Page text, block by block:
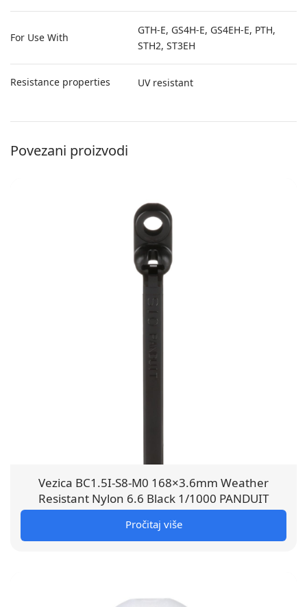
For Use With
GTH-E, GS4H-E, GS4EH-E, PTH,
STH2, ST3EH
Resistance properties UV resistant
Povezani proizvodi
Vezica BC1.5I-S8-M0 168×3.6mm Weather
Resistant Nylon 6.6 Black 1/1000 PANDUIT
Pročitaj više